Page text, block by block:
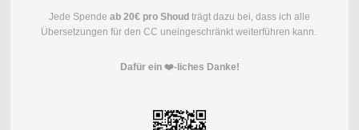
Jede Spende ab 20€ pro Shoud trägt dazu bei, dass ich alle
Übersetzungen für den CC uneingeschränkt weiterführen kann.
Dafür ein ❤️-liches Danke!